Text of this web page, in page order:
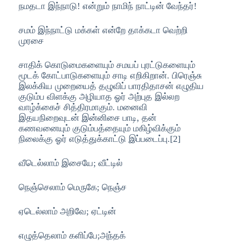
நமதடா இந்நாடு! என்றும் நாமிந் நாட்டின் வேந்தர்!
சமம் இந்நாட்டு மக்கள் என்றே தாக்கடா வெற்றி
முரசை
சாதிக் கொடுமைகளையும் சமயப் புரட்டுகளையும்
மூடக் கோட்பாடுகளையும் சாடி எறிகிறான். பிரெஞ்சு
இலக்கிய முறையைத் தழுவிப் பாரதிதாசன் எழுதிய
குடும்ப விளக்கு அழியாத ஓர் அற்புத இல்லற
வாழ்க்கைச் சித்திரமாகும். மனைவி
இதயநிறைவுடன் இன்னிசை பாடி, தன்
கணவனையும் குடும்பத்தையும் மகிழ்விக்கும்
நிலைக்கு ஓர் எடுத்துக்காட்டு இப்படைப்பு.[2]
வீடெல்லாம் இசையே; வீட்டில்
நெஞ்செலாம் மெருகே; நெஞ்ச
ஏடெல்லாம் அறிவே; ஏட்டின்
எழுத்தெலாம் களிப்பே;அந்தக்